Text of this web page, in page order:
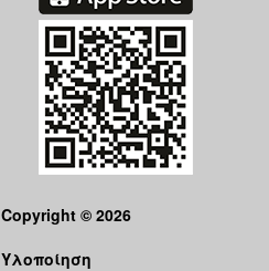
Copyright © 2026
Υλοποίηση